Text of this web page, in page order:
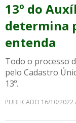
13º do
determina
entenda
Todo o processo
pelo Cadastro
13º.
PUBLICADO 16/10/2022